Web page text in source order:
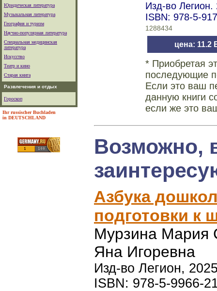
Юридическая литература
Музыкальная литература
География и туризм
Научно-популярная литература
Специальная медицинская
литература
Искусство
Театр и кино
Старая книга
Развлечения и отдых
Гороскоп
Ihr russischer Buchladen
in DEUTSCHLAND
Изд-во Легион.
ISBN: 978-5-
1288434
цена: 11.2
* Приобретая
последующие
Если это ваш
данную книги
если же это
Возможно,
Азбука
подготовки к
Мурзина Мария
Яна Игоревна
Изд-во Легион,
ISBN: 978-5-9966-